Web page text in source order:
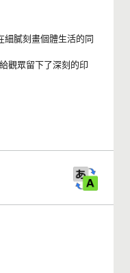
細膩刻畫個體生活的同
觀眾留下了深刻的印